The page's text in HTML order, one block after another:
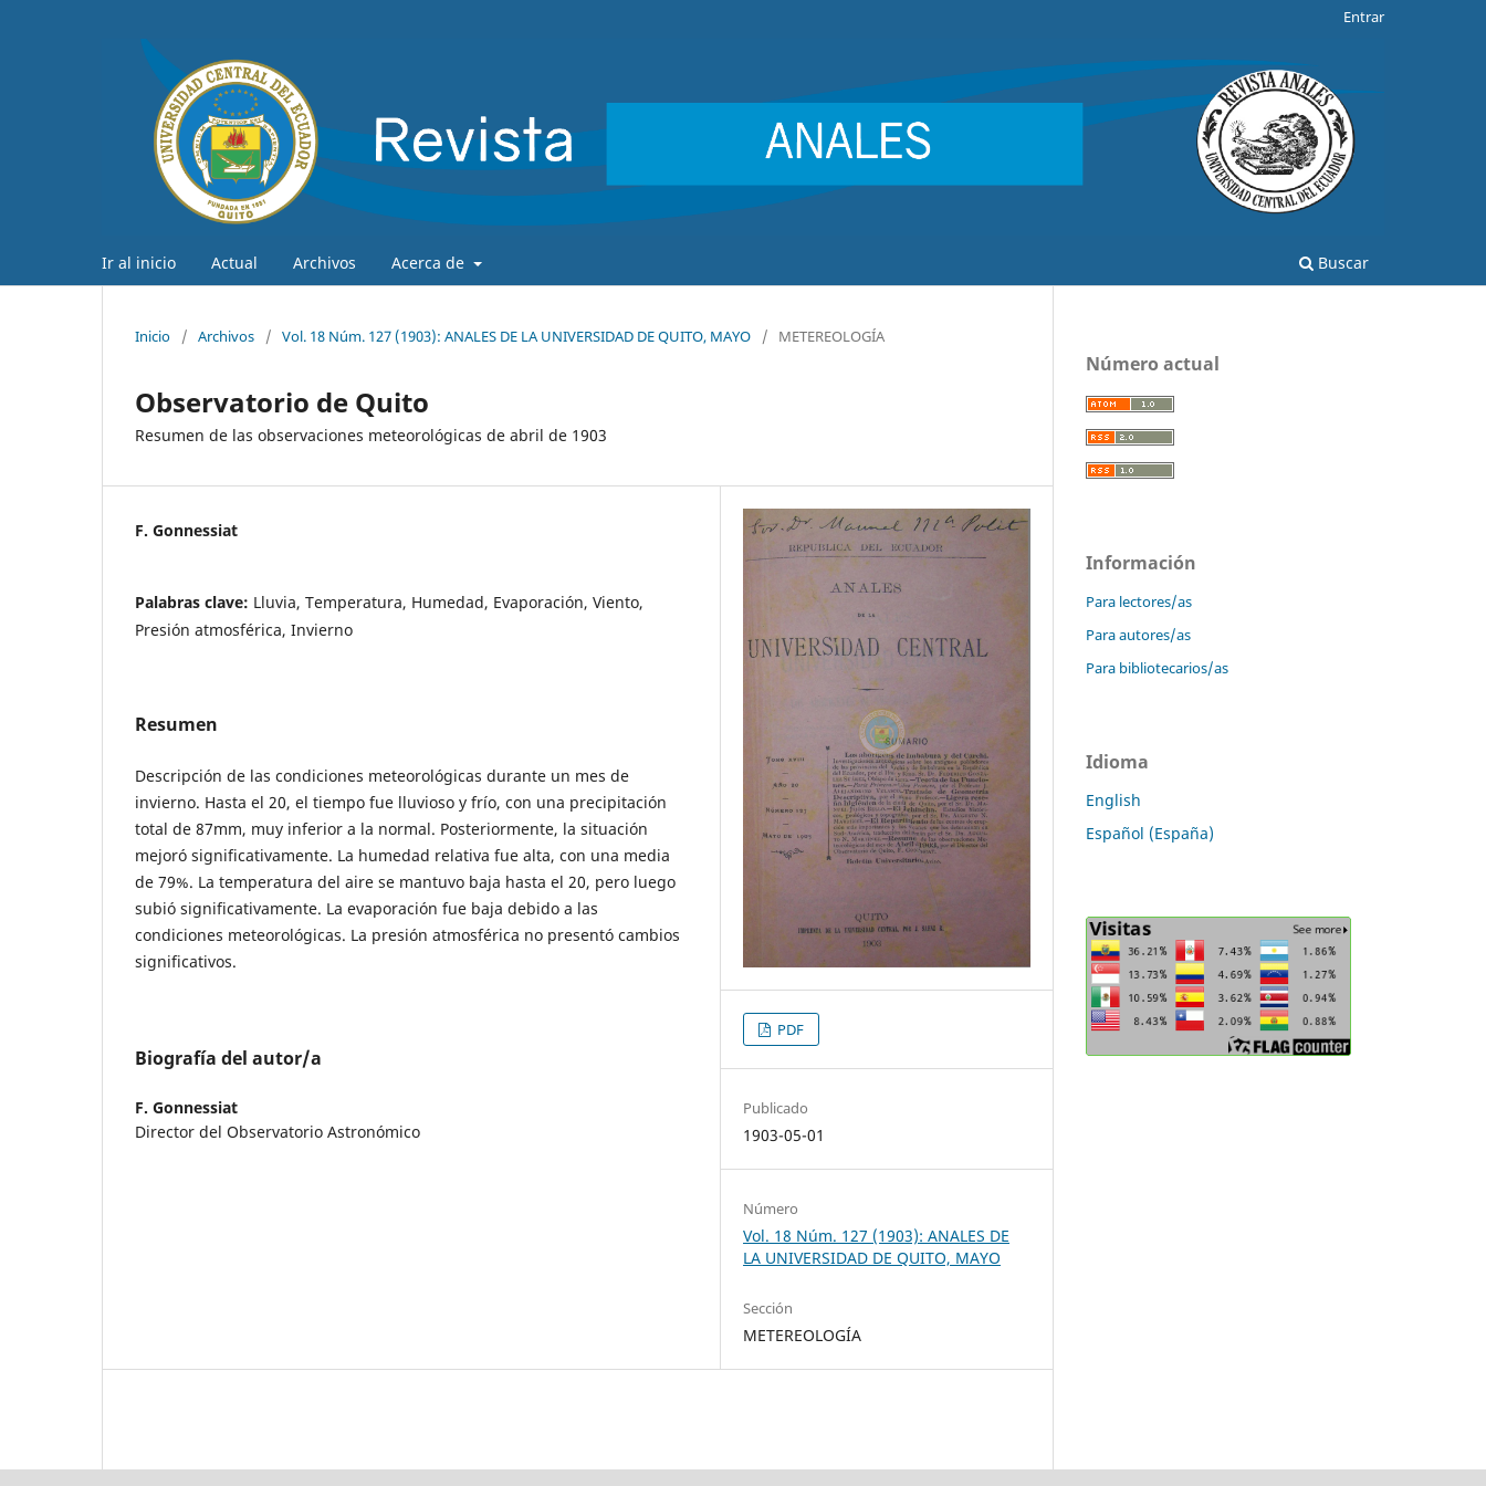
Ir al inicio Actual Archivos Acerca de Buscar
Entrar
Inicio / Archivos / Vol. 18 Núm. 127 (1903): ANALES DE LA UNIVERSIDAD DE QUITO, MAYO / METEREOLOGÍA
Observatorio de Quito
Resumen de las observaciones meteorológicas de abril de 1903
F. Gonnessiat
Palabras clave: Lluvia, Temperatura, Humedad, Evaporación, Viento,
Presión atmosférica, Invierno
Resumen
Descripción de las condiciones meteorológicas durante un mes de
invierno. Hasta el 20, el tiempo fue lluvioso y frío, con una precipitación
total de 87mm, muy inferior a la normal. Posteriormente, la situación
mejoró significativamente. La humedad relativa fue alta, con una media
de 79%. La temperatura del aire se mantuvo baja hasta el 20, pero luego
subió significativamente. La evaporación fue baja debido a las
condiciones meteorológicas. La presión atmosférica no presentó cambios
significativos.
Biografía del autor/a
F. Gonnessiat
Director del Observatorio Astronómico
PDF
Publicado
1903-05-01
Número
Vol. 18 Núm. 127 (1903): ANALES DE
LA UNIVERSIDAD DE QUITO, MAYO
Sección
METEREOLOGÍA
Número actual
Información
Para lectores/as
Para autores/as
Para bibliotecarios/as
Idioma
English
Español (España)